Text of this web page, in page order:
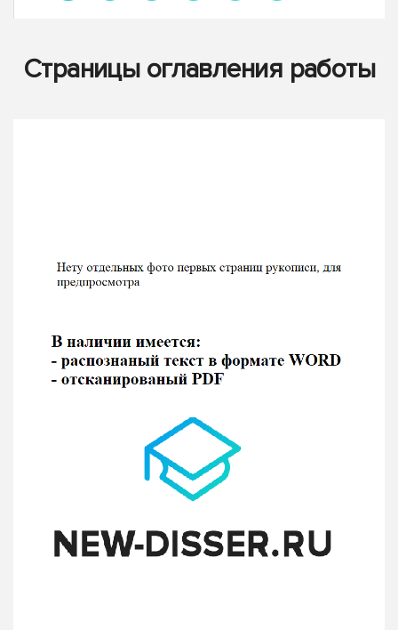
Страницы оглавления работы